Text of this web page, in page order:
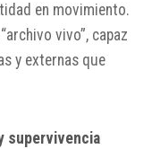
en movimiento.
vivo”, capaz
y externas que
supervivencia